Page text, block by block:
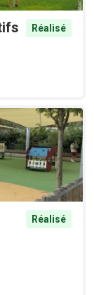
Réalisé
Réalisé